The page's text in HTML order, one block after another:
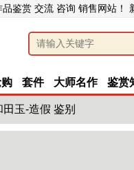
鉴赏 交流 咨询 销售网站！
套件 大师名作 鉴赏
田玉-造假 鉴别